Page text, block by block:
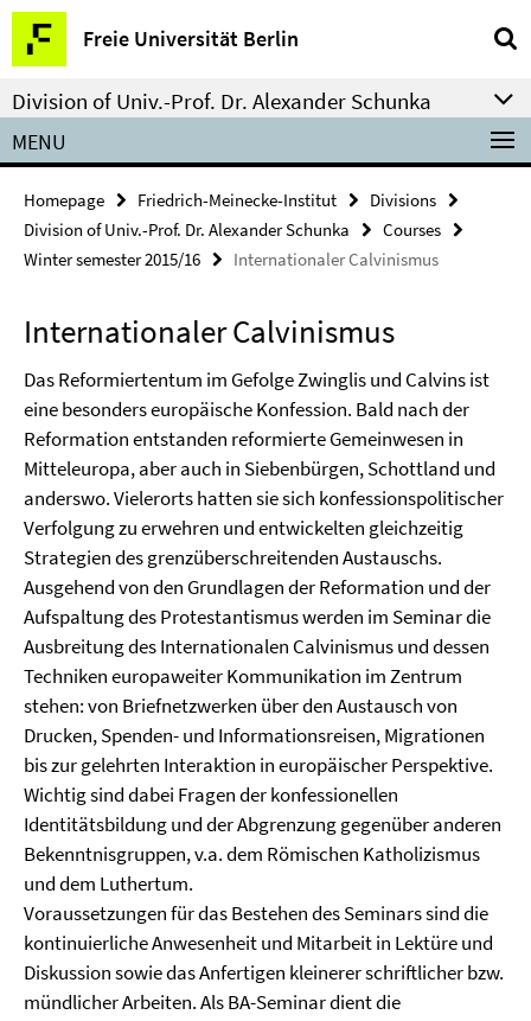
Springe
direkt
zu
Inhalt
Freie Universität Berlin
Service
Navigation
Division of Univ.-Prof. Dr. Alexander Schunka
MENU
Homepage Friedrich-Meinecke-Institut
Divisions
Division of Univ.-Prof. Dr. Alexander Schunka
Courses
Winter semester 2015/16
Internationaler Calvinismus
Internationaler Calvinismus
Das Reformiertentum im Gefolge Zwinglis und Calvins ist
eine besonders europäische Konfession. Bald nach der
Reformation entstanden reformierte Gemeinwesen in
Mitteleuropa, aber auch in Siebenbürgen, Schottland und
anderswo. Vielerorts hatten sie sich konfessionspolitischer
Verfolgung zu erwehren und entwickelten gleichzeitig
Strategien des grenzüberschreitenden Austauschs.
Ausgehend von den Grundlagen der Reformation und der
Aufspaltung des Protestantismus werden im Seminar die
Ausbreitung des Internationalen Calvinismus und dessen
Techniken europaweiter Kommunikation im Zentrum
stehen: von Briefnetzwerken über den Austausch von
Drucken, Spenden- und Informationsreisen, Migrationen
bis zur gelehrten Interaktion in europäischer Perspektive.
Wichtig sind dabei Fragen der konfessionellen
Identitätsbildung und der Abgrenzung gegenüber anderen
Bekenntnisgruppen, v.a. dem Römischen Katholizismus
und dem Luthertum.
Voraussetzungen für das Bestehen des Seminars sind die
kontinuierliche Anwesenheit und Mitarbeit in Lektüre und
Diskussion sowie das Anfertigen kleinerer schriftlicher bzw.
mündlicher Arbeiten. Als BA-Seminar dient die